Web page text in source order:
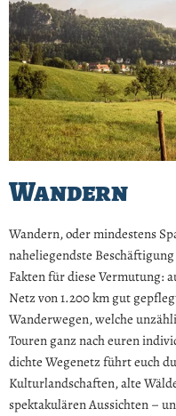
Wandern
Wandern, oder mindestens
naheliegendste
Fakten für diese Vermutung:
Netz von 1.200 km gut
Wanderwegen, welche
Touren ganz nach euren
dichte Wegenetz führt euch
Kulturlandschaften, alte
spektakulären Aussichten –